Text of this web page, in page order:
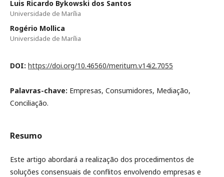
Luis Ricardo Bykowski dos Santos
Universidade de Marília
Rogério Mollica
Universidade de Marília
DOI: https://doi.org/10.46560/meritum.v14i2.7055
Palavras-chave: Empresas, Consumidores, Mediação,
Conciliação.
Resumo
Este artigo abordará a realização dos procedimentos de
soluções consensuais de conflitos envolvendo empresas e